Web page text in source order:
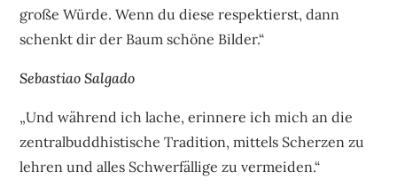
große Würde. Wenn du diese respektierst, dann
schenkt dir der Baum schöne Bilder.“
Sebastiao Salgado
„Und während ich lache, erinnere ich mich an die
zentralbuddhistische Tradition, mittels Scherzen zu
lehren und alles Schwerfällige zu vermeiden.“